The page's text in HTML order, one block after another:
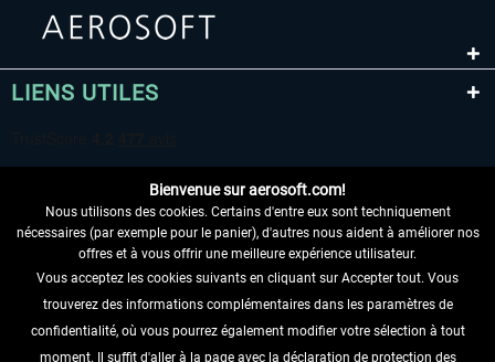
LIENS UTILES
RENONCER AU CONTRAT ICI
INFORMATIONS
Bienvenue sur aerosoft.com!
Nous utilisons des cookies. Certains d'entre eux sont techniquement
nécessaires (par exemple pour le panier), d'autres nous aident à améliorer nos
offres et à vous offrir une meilleure expérience utilisateur.
Vous acceptez les cookies suivants en cliquant sur Accepter tout. Vous
trouverez des informations complémentaires dans les paramètres de
confidentialité, où vous pourrez également modifier votre sélection à tout
moment. Il suffit d'aller à la page avec la déclaration de protection des